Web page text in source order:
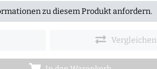
zu diesem Produkt anfordern.
Vergleichen